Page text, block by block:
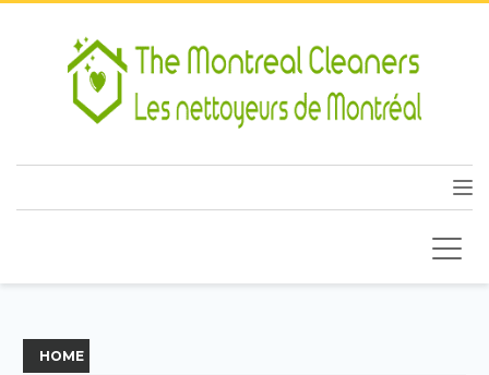
HOME